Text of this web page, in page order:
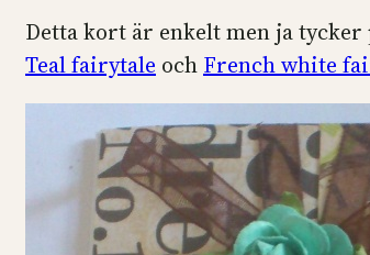
Detta kort är enkelt men ja
Teal fairytale och French white